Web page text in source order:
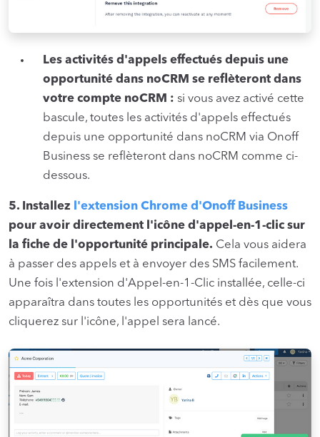
Les activités d'appels effectués depuis une
opportunité dans noCRM se reflèteront dans
votre compte noCRM : si vous avez activé cette
bascule, toutes les activités d'appels effectués
depuis une opportunité dans noCRM via Onoff
Business se reflèteront dans noCRM comme ci-
dessous.
5. Installez
l'extension Chrome d'Onoff Business
pour avoir directement l'icône d'appel-en-1-clic sur
la fiche de l'opportunité principale. Cela vous aidera
à passer des appels et à envoyer des SMS facilement.
Une fois l'extension d'Appel-en-1-Clic installée, celle-ci
apparaîtra dans toutes les opportunités et dès que vous
cliquerez sur l'icône, l'appel sera lancé.